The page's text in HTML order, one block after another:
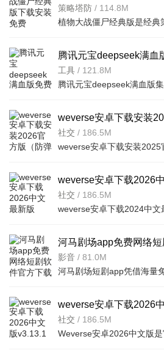
v3.15.0安卓版
策略塔防 / 114.8M
腾讯元宝deepseek满血
v2.63.0安卓版
工具 / 121.8M
weverse安卓下载安装
弹粉丝社区）v3.13.1官
社交 / 186.5M
weverse安卓下载2026
v3.13.1最新安卓版
社交 / 186.5M
河马剧场app免费网络
载v3.1.0安卓版
影音 / 81.0M
weverse安卓下载2026
方安卓版
社交 / 186.5M